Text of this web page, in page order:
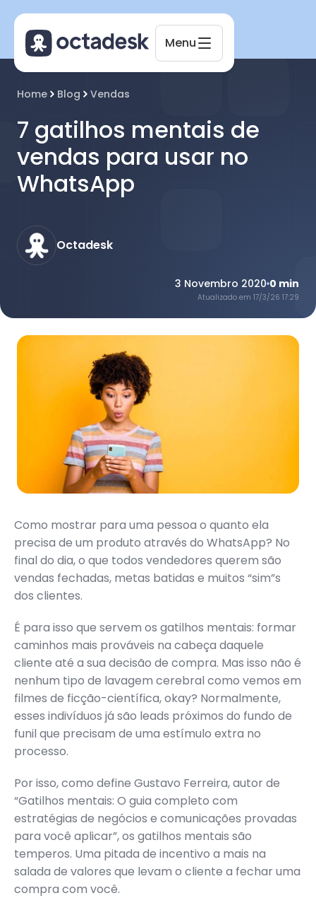
Menu
Home Blog Vendas
7 gatilhos mentais de
vendas para usar no
WhatsApp
Octadesk
3 Novembro 2020 0 min
Atualizado em 17/3/26 17:29
Como mostrar para uma pessoa o quanto ela
precisa de um produto através do WhatsApp? No
final do dia, o que todos vendedores querem são
vendas fechadas, metas batidas e muitos “sim”s
dos clientes.
É para isso que servem os gatilhos mentais: formar
caminhos mais prováveis na cabeça daquele
cliente até a sua decisão de compra. Mas isso não é
nenhum tipo de lavagem cerebral como vemos em
filmes de ficção-científica, okay? Normalmente,
esses indivíduos já são leads próximos do fundo de
funil que precisam de uma estímulo extra no
processo.
Por isso, como define Gustavo Ferreira, autor de
“Gatilhos mentais: O guia completo com
estratégias de negócios e comunicações provadas
para você aplicar”, os gatilhos mentais são
temperos. Uma pitada de incentivo a mais na
salada de valores que levam o cliente a fechar uma
compra com você.
Octadesk
Online agora